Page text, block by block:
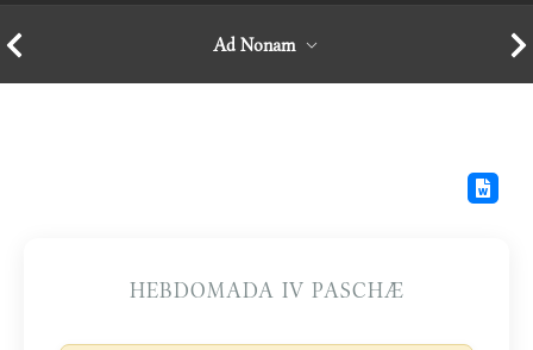
Ad Nonam
HEBDOMADA IV PASCHÆ